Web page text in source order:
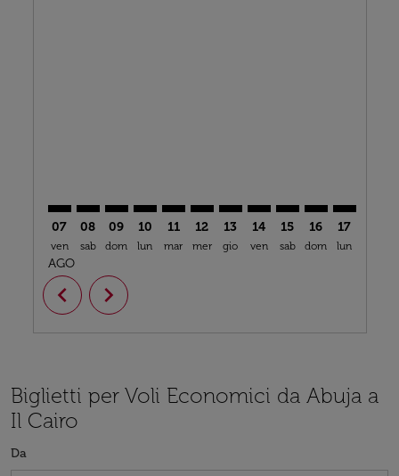
07
ven
AGO
08
sab
09
dom
10
lun
11
mar
12
mer
13
gio
14
ven
15
sab
16
dom
17
lun
chevron_left chevron_right
Biglietti per Voli Economici da Abuja a
Il Cairo
Da